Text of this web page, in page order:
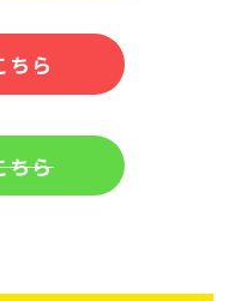
ちら
ちら